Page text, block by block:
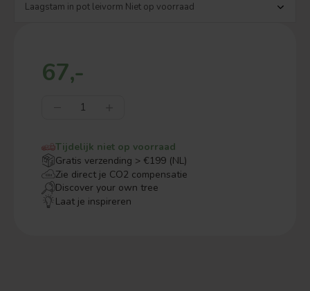
67,-
Tijdelijk niet op voorraad
Gratis verzending > €199 (NL)
Zie direct je CO2 compensatie
Discover your own tree
Laat je inspireren